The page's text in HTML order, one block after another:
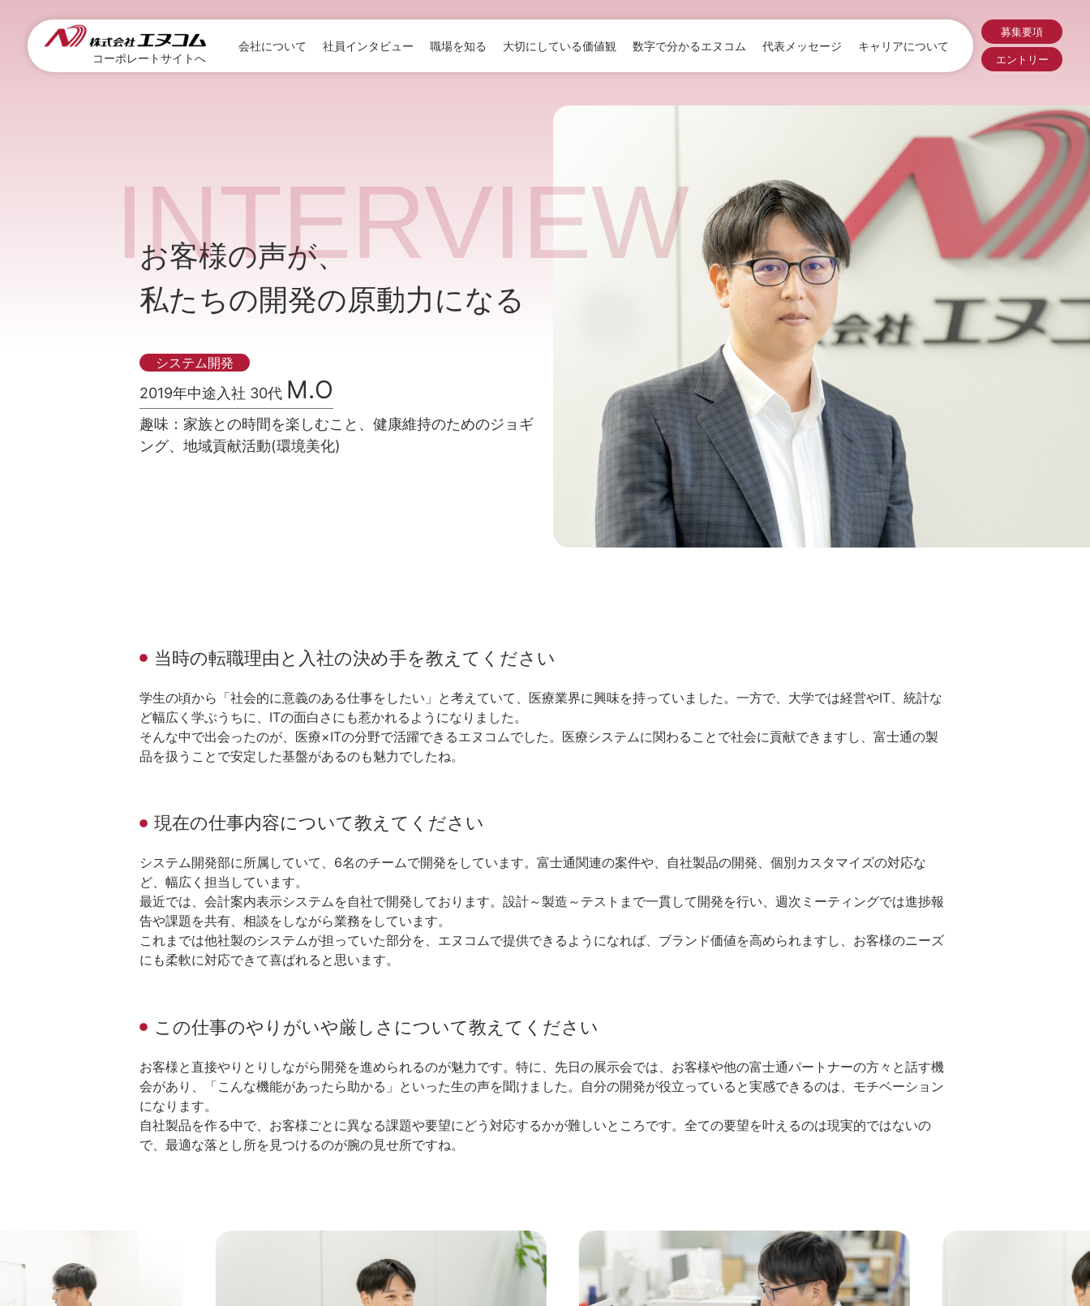
コーポレートサイトへ
会社について 社員インタビュー 職場を知る 大切にしている価値観 数字で分かるエヌコム 代表メッセージ キャリアについて
募集要項
エントリー
INTERVIEW
お客様の声が、
私たちの開発の原動力になる
システム開発
2019年中途入社 30代 M.O
趣味 ： 家族との時間を楽しむこと、健康維持のためのジョギ
ング、地域貢献活動(環境美化)
当時の転職理由と入社の決め手を教えてください
学生の頃から「社会的に意義のある仕事をしたい」と考えていて、医療業界に興味を持っていました。一方で、大学では経営やIT、統計な
ど幅広く学ぶうちに、ITの面白さにも惹かれるようになりました。
そんな中で出会ったのが、医療×ITの分野で活躍できるエヌコムでした。医療システムに関わることで社会に貢献できますし、富士通の製
品を扱うことで安定した基盤があるのも魅力でしたね。
現在の仕事内容について教えてください
システム開発部に所属していて、6名のチームで開発をしています。富士通関連の案件や、自社製品の開発、個別カスタマイズの対応な
ど、幅広く担当しています。
最近では、会計案内表示システムを自社で開発しております。設計～製造～テストまで一貫して開発を行い、週次ミーティングでは進捗報
告や課題を共有、相談をしながら業務をしています。
これまでは他社製のシステムが担っていた部分を、エヌコムで提供できるようになれば、ブランド価値を高められますし、お客様のニーズ
にも柔軟に対応できて喜ばれると思います。
この仕事のやりがいや厳しさについて教えてください
お客様と直接やりとりしながら開発を進められるのが魅力です。特に、先日の展示会では、お客様や他の富士通パートナーの方々と話す機
会があり、「こんな機能があったら助かる」といった生の声を聞けました。自分の開発が役立っていると実感できるのは、モチベーション
になります。
自社製品を作る中で、お客様ごとに異なる課題や要望にどう対応するかが難しいところです。全ての要望を叶えるのは現実的ではないの
で、最適な落とし所を見つけるのが腕の見せ所ですね。